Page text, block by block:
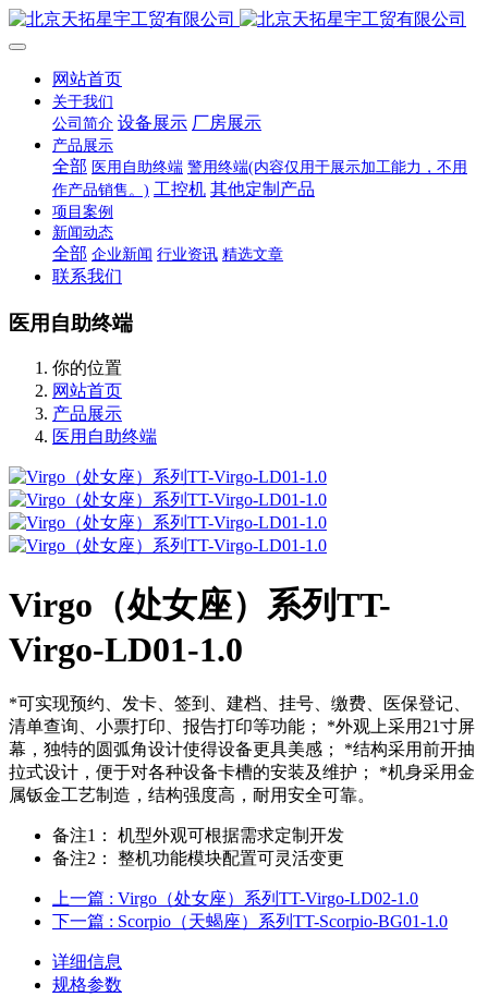
网站首页
关于我们
公司简介 设备展示 厂房展示
产品展示
全部 医用自助终端 警用终端(内容仅用于展示加工能力，不用
作产品销售。) 工控机 其他定制产品
项目案例
新闻动态
全部 企业新闻 行业资讯 精选文章
联系我们
医用自助终端
你的位置
网站首页
产品展示
医用自助终端
Virgo（处女座）系列TT-
Virgo-LD01-1.0
*可实现预约、发卡、签到、建档、挂号、缴费、医保登记、
清单查询、小票打印、报告打印等功能； *外观上采用21寸屏
幕，独特的圆弧角设计使得设备更具美感； *结构采用前开抽
拉式设计，便于对各种设备卡槽的安装及维护； *机身采用金
属钣金工艺制造，结构强度高，耐用安全可靠。
备注1：
机型外观可根据需求定制开发
备注2：
整机功能模块配置可灵活变更
上一篇 : Virgo（处女座）系列TT-Virgo-LD02-1.0
下一篇 : Scorpio（天蝎座）系列TT-Scorpio-BG01-1.0
详细信息
规格参数